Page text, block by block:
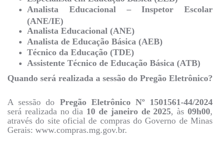
Analista Educacional – Inspetor Escolar
(ANE/IE)
Analista Educacional (ANE)
Analista de Educação Básica (AEB)
Técnico da Educação (TDE)
Assistente Técnico de Educação Básica (ATB)
Quando será realizada a sessão do Pregão Eletrônico?
A sessão do Pregão Eletrônico Nº 1501561-44/2024
será realizada no dia 10 de janeiro de 2025, às09h00,
através do site oficial de compras do Governo de Minas
Gerais: www.compras.mg.gov.br.